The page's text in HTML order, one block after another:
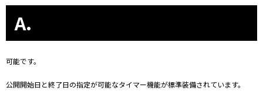
A.
可能です。
公開開始日と終了日の指定が可能なタイマー機能が標準装備されています。